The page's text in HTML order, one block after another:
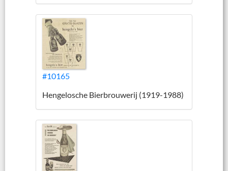
#10165
Hengelosche Bierbrouwerij (1919-1988)